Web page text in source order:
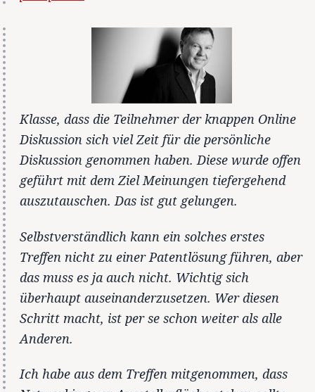
Klasse, dass die Teilnehmer der knappen Online
Diskussion sich viel Zeit für die persönliche
Diskussion genommen haben. Diese wurde offen
geführt mit dem Ziel Meinungen tiefergehend
auszutauschen. Das ist gut gelungen.
Selbstverständlich kann ein solches erstes
Treffen nicht zu einer Patentlösung führen, aber
das muss es ja auch nicht. Wichtig sich
überhaupt auseinanderzusetzen. Wer diesen
Schritt macht, ist per se schon weiter als alle
Anderen.
Ich habe aus dem Treffen mitgenommen, dass